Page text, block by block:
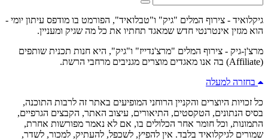
גיקלואיד - צירוף המלים "גיק" ו"טבלואיד", הפורמט בו מודפס עיתון יומי -
הוא מגזין אינטרנטי חדש שמאגד תחתיו את כל מה שגיק ומעניין.
מרצ'ן-גיק - צירוף המלים "מרצ'נדייז" ו"גיק", היא חנות תכנית שותפים
(Affiliate) בה אנו מאגדים מוצרים מגניבים מרחבי הרשת.
בחזרה למעלה
כל זכויות היוצרים והקניין הרוחני המופיעים באתר זה לרבות התוכנה,
בסיס הנתונים, הטקסטים, התיאורים, עיצוב האתר, הקבצים הגרפיים,
התמונות, וכל חומר אחר הכלולים בו, אם לא נאמר מפורשות אחרת,
שמורים לגיקלואיד בלבד. אין להפיץ, לשכפל, להעתיק, למכור, לשדר,